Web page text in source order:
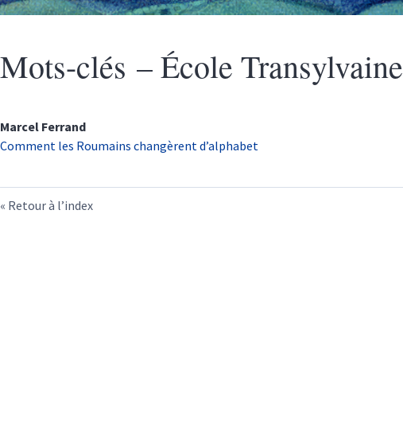
Mots-clés – École Transylvaine
Marcel Ferrand
Comment les Roumains changèrent d’alphabet
Retour à l’index